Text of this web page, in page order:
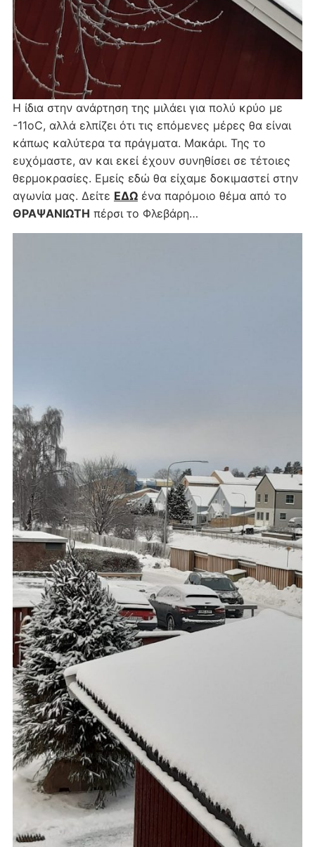
Η ίδια στην ανάρτηση της μιλάει για πολύ κρύο με
-11οC, αλλά ελπίζει ότι τις επόμενες μέρες θα είναι
κάπως καλύτερα τα πράγματα. Μακάρι. Της το
ευχόμαστε, αν και εκεί έχουν συνηθίσει σε τέτοιες
θερμοκρασίες. Εμείς εδώ θα είχαμε δοκιμαστεί στην
αγωνία μας. Δείτε ΕΔΩένα παρόμοιο θέμα από το
ΘΡΑΨΑΝΙΩΤΗ πέρσι το Φλεβάρη…